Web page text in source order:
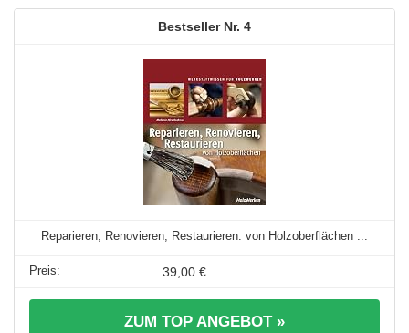
4
Reparieren, Renovieren, Restaurieren: von Holzoberflächen ...
39,00 €
ZUM TOP ANGEBOT »